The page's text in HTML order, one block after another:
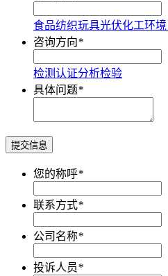
食品纺织玩具光伏化工环境
咨询方向*
检测认证分析检验
具体问题*
提交信息
您的称呼*
联系方式*
公司名称*
投诉人员*